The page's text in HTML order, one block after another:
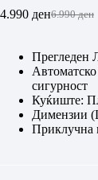
6.990ден
Original
6.990
4.990 денCurrent
4.990
Прегледен
сигурност
Куќиште:
Димензии
Приклучна